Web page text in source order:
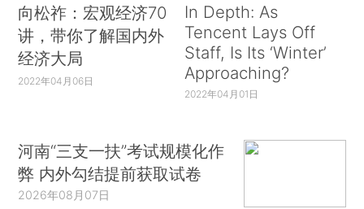
向松祚：宏观经济70
讲，带你了解国内外
经济大局
2022年04月06日
In Depth: As
Tencent Lays Off
Staff, Is Its ‘Winter’
Approaching?
2022年04月01日
河南“三支一扶”考试规模化作
弊 内外勾结提前获取试卷
2026年08月07日